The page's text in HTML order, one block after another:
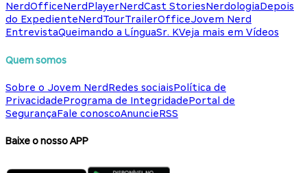
NerdOfficeNerdPlayerNerdCast StoriesNerdologiaDepois
do ExpedienteNerdTourTrailerOfficeJovem Nerd
EntrevistaQueimando a LínguaSr. KVeja mais em Vídeos
Quem somos
Sobre o Jovem NerdRedes sociaisPolítica de
PrivacidadePrograma de IntegridadePortal de
SegurançaFale conoscoAnuncieRSS
Baixe o nosso APP